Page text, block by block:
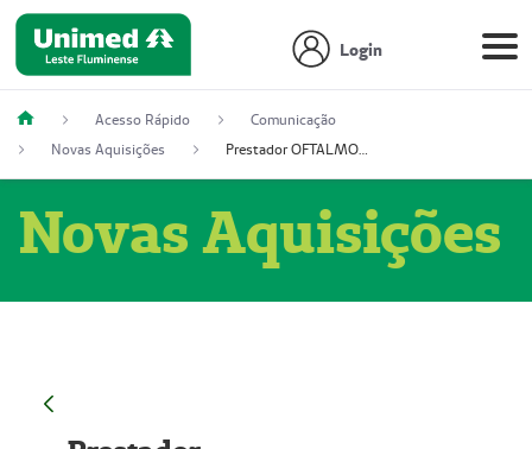
Login
Acesso Rápido
Comunicação
Novas Aquisições
Prestador OFTALMOCLÍNICA SÃO GONÇALO (55004164-2)
Novas Aquisições